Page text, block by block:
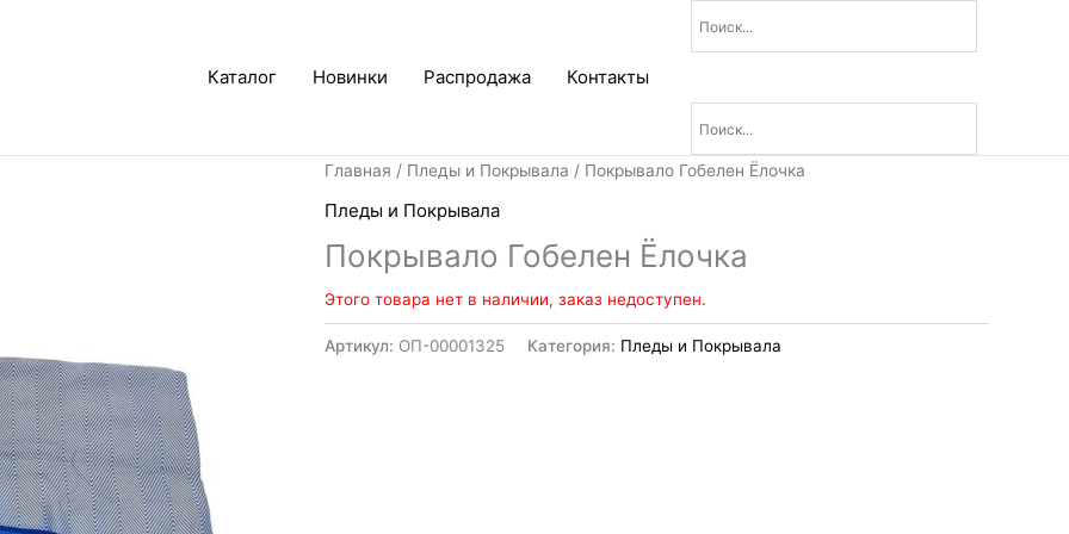
Каталог Новинки Распродажа Контакты
Главная / Пледы и Покрывала / Покрывало Гобелен Ёлочка
Пледы и Покрывала
Покрывало Гобелен Ёлочка
Этого товара нет в наличии, заказ недоступен.
Артикул: ОП-00001325 Категория: Пледы и Покрывала